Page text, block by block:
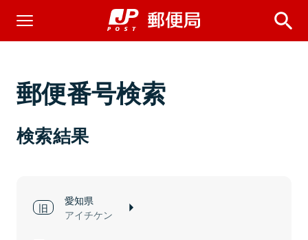
郵便番号検索
検索結果
愛知県
アイチケン